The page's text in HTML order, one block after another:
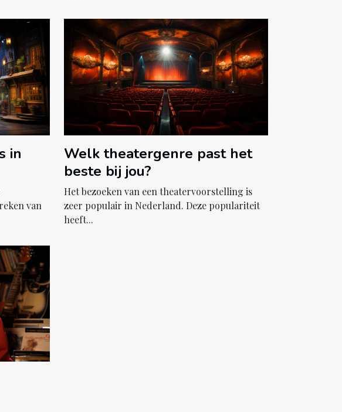
in
van
Welk theatergenre past het
beste bij jou?
Het bezoeken van een theatervoorstelling is
zeer populair in Nederland. Deze populariteit
heeft...